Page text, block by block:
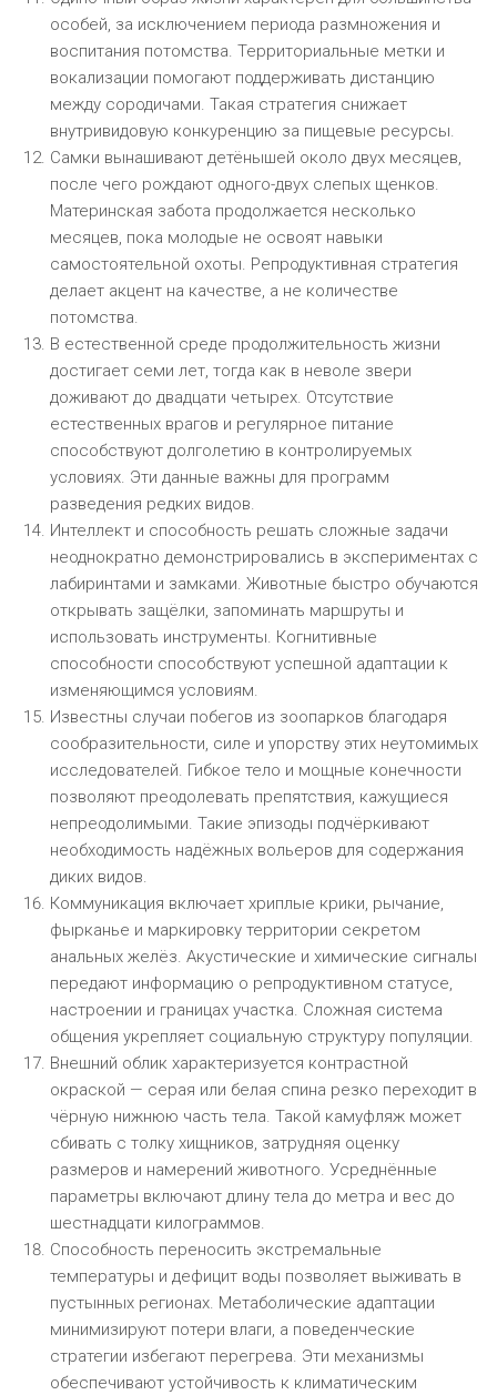
особей, за исключением периода размножения и
воспитания потомства. Территориальные метки и
вокализации помогают поддерживать дистанцию
между сородичами. Такая стратегия снижает
внутривидовую конкуренцию за пищевые ресурсы.
Самки вынашивают детёнышей около двух месяцев,
после чего рождают одного-двух слепых щенков.
Материнская забота продолжается несколько
месяцев, пока молодые не освоят навыки
самостоятельной охоты. Репродуктивная стратегия
делает акцент на качестве, а не количестве
потомства.
В естественной среде продолжительность жизни
достигает семи лет, тогда как в неволе звери
доживают до двадцати четырех. Отсутствие
естественных врагов и регулярное питание
способствуют долголетию в контролируемых
условиях. Эти данные важны для программ
разведения редких видов.
Интеллект и способность решать сложные задачи
неоднократно демонстрировались в экспериментах с
лабиринтами и замками. Животные быстро обучаются
открывать защёлки, запоминать маршруты и
использовать инструменты. Когнитивные
способности способствуют успешной адаптации к
изменяющимся условиям.
Известны случаи побегов из зоопарков благодаря
сообразительности, силе и упорству этих неутомимых
исследователей. Гибкое тело и мощные конечности
позволяют преодолевать препятствия, кажущиеся
непреодолимыми. Такие эпизоды подчёркивают
необходимость надёжных вольеров для содержания
диких видов.
Коммуникация включает хриплые крики, рычание,
фырканье и маркировку территории секретом
анальных желёз. Акустические и химические сигналы
передают информацию о репродуктивном статусе,
настроении и границах участка. Сложная система
общения укрепляет социальную структуру популяции.
Внешний облик характеризуется контрастной
окраской — серая или белая спина резко переходит в
чёрную нижнюю часть тела. Такой камуфляж может
сбивать с толку хищников, затрудняя оценку
размеров и намерений животного. Усреднённые
параметры включают длину тела до метра и вес до
шестнадцати килограммов.
Способность переносить экстремальные
температуры и дефицит воды позволяет выживать в
пустынных регионах. Метаболические адаптации
минимизируют потери влаги, а поведенческие
стратегии избегают перегрева. Эти механизмы
обеспечивают устойчивость к климатическим